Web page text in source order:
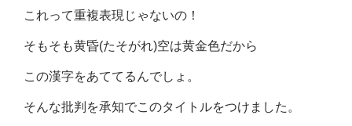
これって重複表現じゃないの！
そもそも黄昏(たそがれ)空は黄金色だから
この漢字をあててるんでしょ。
そんな批判を承知でこのタイトルをつけました。